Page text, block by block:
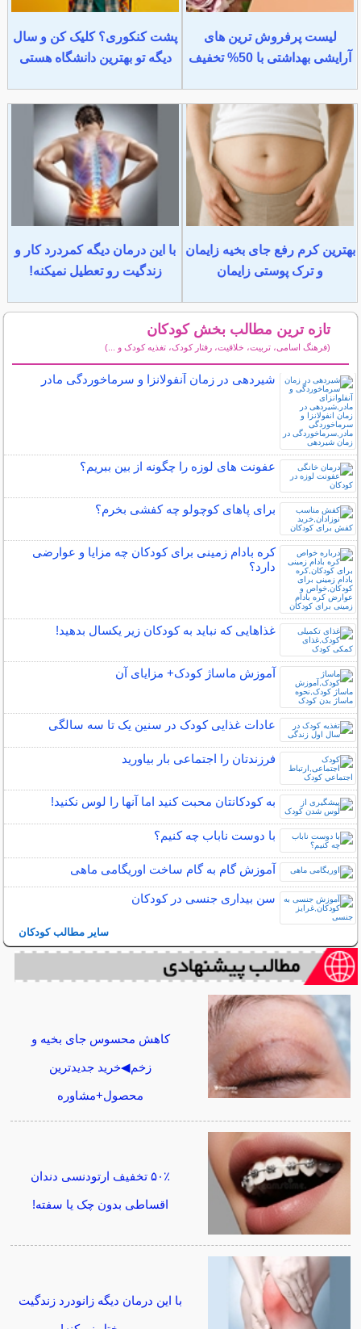
لیست پرفروش ترین های
آرایشی بهداشتی با 50% تخفیف
پشت کنکوری؟ کلیک کن و سال
دیگه تو بهترین دانشگاه هستی
بهترین کرم رفع جای بخیه زایمان
و ترک پوستی زایمان
با این درمان دیگه کمردرد کار و
زندگیت رو تعطیل نمیکنه!
تازه ترین مطالب بخش کودکان
(فرهنگ اسامی، تربیت، خلاقیت، رفتار کودک، تغذیه کودک و ...)
شیردهی در زمان آنفولانزا و سرماخوردگی مادر
عفونت های لوزه را چگونه از بین ببریم؟
برای پاهای کوچولو چه کفشی بخرم؟
کره بادام زمینی برای کودکان چه مزایا و عوارضی
دارد؟
غذاهایی که نباید به کودکان زیر یکسال بدهید!
آموزش ماساژ کودک+ مزایای آن
عادات غذایی کودک در سنین یک تا سه سالگی
فرزندتان را اجتماعی بار بیاورید
به کودکانتان محبت کنید اما آنها را لوس نکنید!
با دوست ناباب چه کنیم؟
آموزش گام به گام ساخت اوریگامی ماهی
سن بیداری جنسی در کودکان
سایر مطالب کودکان
کاهش محسوس جای بخیه و
زخم◀خرید جدیدترین
محصول+مشاوره
۵۰٪ تخفیف ارتودنسی دندان
اقساطی بدون چک یا سفته!
با این درمان دیگه زانودرد زندگیت